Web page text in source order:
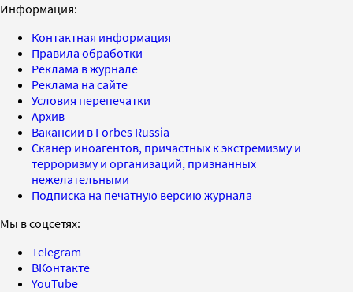
Информация:
Контактная информация
Правила обработки
Реклама в журнале
Реклама на сайте
Условия перепечатки
Архив
Вакансии в Forbes Russia
Сканер иноагентов, причастных к экстремизму и
терроризму и организаций, признанных
нежелательными
Подписка на печатную версию журнала
Мы в соцсетях:
Telegram
ВКонтакте
YouTube